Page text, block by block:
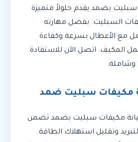
بضمد يقدم حلولاً متميزة
السبليت. بفضل مهارته
مع الأعطال بسرعة وكفاءة
المكيف. اتصل الآن للاستفادة
وشاملة.
مكيفات سبليت ضمد
مكيفات سبليت بضمد تضمن
وتقليل استهلاك الطاقة.